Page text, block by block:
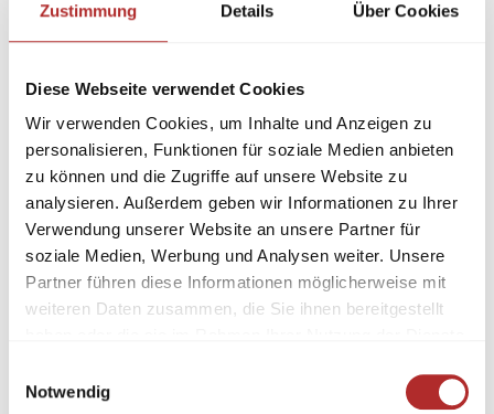
Zustimmung Details Über Cookies
Diese Webseite verwendet Cookies
Wir verwenden Cookies, um Inhalte und Anzeigen zu
personalisieren, Funktionen für soziale Medien anbieten
zu können und die Zugriffe auf unsere Website zu
analysieren. Außerdem geben wir Informationen zu Ihrer
Verwendung unserer Website an unsere Partner für
soziale Medien, Werbung und Analysen weiter. Unsere
Partner führen diese Informationen möglicherweise mit
weiteren Daten zusammen, die Sie ihnen bereitgestellt
Notwendig